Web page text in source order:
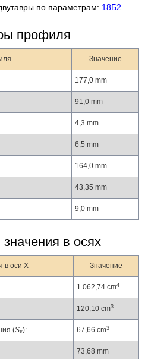
по параметрам: 18Б2
профиля
Значение
177,0 mm
91,0 mm
4,3 mm
6,5 mm
164,0 mm
43,35 mm
9,0 mm
в осях
в оси X Значение
1 062,74 cm4
120,10 cm3
(Sx): 67,66 cm3
73,68 mm